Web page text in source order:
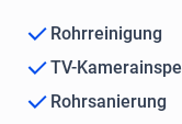
Rohrreinigung
TV-
Rohrsanierung